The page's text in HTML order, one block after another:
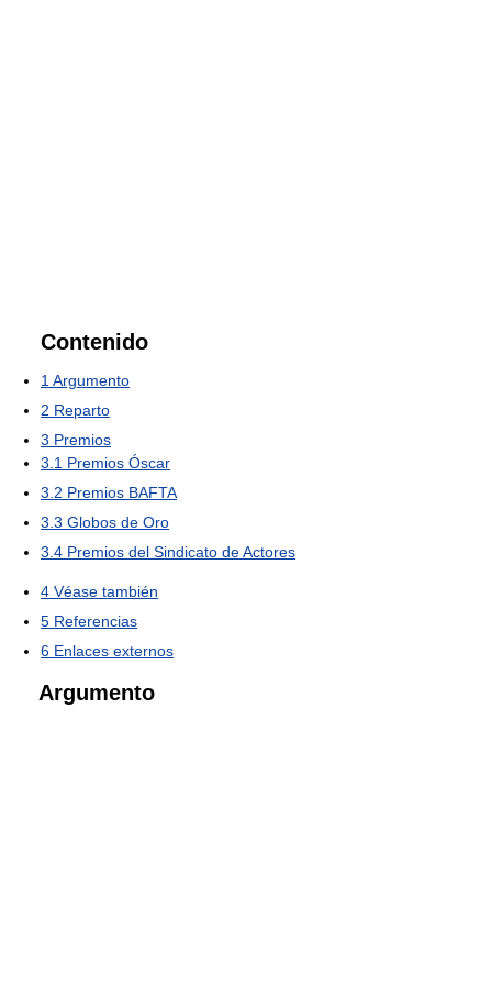
Contenido
1 Argumento
2 Reparto
3 Premios
3.1 Premios Óscar
3.2 Premios BAFTA
3.3 Globos de Oro
3.4 Premios del Sindicato de Actores
4 Véase también
5 Referencias
6 Enlaces externos
Argumento